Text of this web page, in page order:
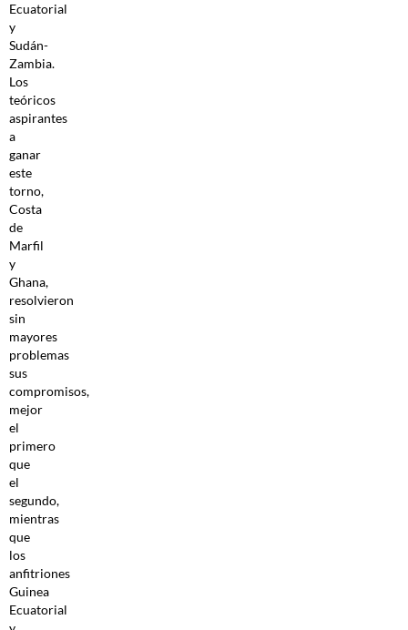
Ecuatorial
y
Sudán-
Zambia.
Los
teóricos
aspirantes
a
ganar
este
torno,
Costa
de
Marfil
y
Ghana,
resolvieron
sin
mayores
problemas
sus
compromisos,
mejor
el
primero
que
el
segundo,
mientras
que
los
anfitriones
Guinea
Ecuatorial